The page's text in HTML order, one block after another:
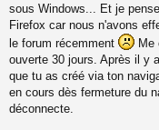
g
e
n
o
l
u
sous Windows... Et je
Firefox car nous n'avons
le forum récemment
Me
ouverte 30 jours. Après il y
que tu as créé via ton
en cours dès fermeture du
déconnecte.